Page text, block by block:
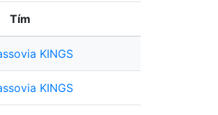
Tím
KINGS
KINGS